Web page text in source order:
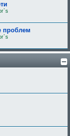
проблем